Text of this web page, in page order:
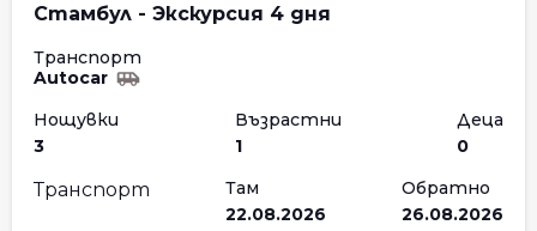
Стамбул - Экскурсия 4 дня
Транспорт
Autocar
Нощувки
3
Възрастни
1
Деца
0
Транспорт
Там
22.08.2026
Обратно
26.08.2026